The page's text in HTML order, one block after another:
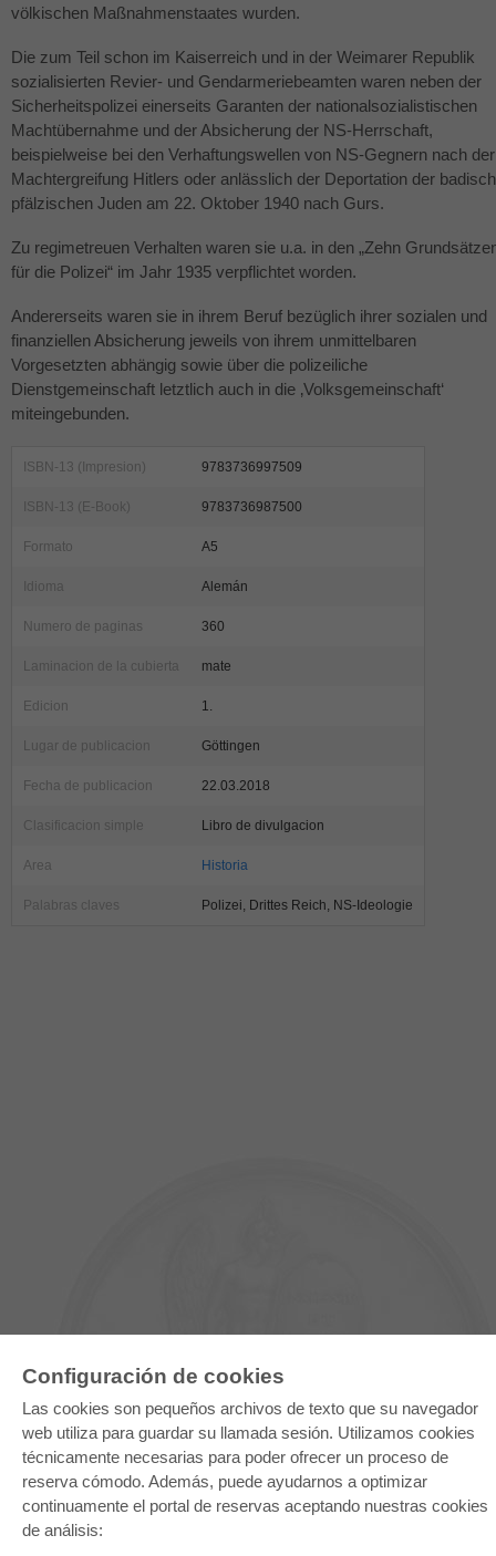
Configuración de cookies
Las cookies son pequeños archivos de texto que su navegador
web utiliza para guardar su llamada sesión. Utilizamos cookies
técnicamente necesarias para poder ofrecer un proceso de
reserva cómodo. Además, puede ayudarnos a optimizar
continuamente el portal de reservas aceptando nuestras cookies
de análisis:
völkischen Maßnahmenstaates wurden.
Die zum Teil schon im Kaiserreich und in der Weimarer Republik
sozialisierten Revier- und Gendarmeriebeamten waren neben der
Sicherheitspolizei einerseits Garanten der nationalsozialistischen
Machtübernahme und der Absicherung der NS-Herrschaft,
beispielweise bei den Verhaftungswellen von NS-Gegnern nach der
Machtergreifung Hitlers oder anlässlich der Deportation der
pfälzischen Juden am 22. Oktober 1940 nach Gurs.
Zu regimetreuen Verhalten waren sie u.a. in den „Zehn
für die Polizei“ im Jahr 1935 verpflichtet worden.
Andererseits waren sie in ihrem Beruf bezüglich ihrer sozialen und
finanziellen Absicherung jeweils von ihrem unmittelbaren
Vorgesetzten abhängig sowie über die polizeiliche
Dienstgemeinschaft letztlich auch in die ‚Volksgemeinschaft‘
miteingebunden.
ISBN-13 (Impresion) 9783736997509
ISBN-13 (E-Book) 9783736987500
Formato A5
Idioma Alemán
Numero de paginas 360
Laminacion de la cubierta mate
Edicion 1.
Lugar de publicacion Göttingen
Fecha de publicacion 22.03.2018
Clasificacion simple Libro de divulgacion
Area Historia
Palabras claves Polizei, Drittes Reich, NS-Ideologie
E-COLLECTION
Paquete entero
Paquete de especialidades
Pick & Choose
Preguntas mas frequentes(FAQ)